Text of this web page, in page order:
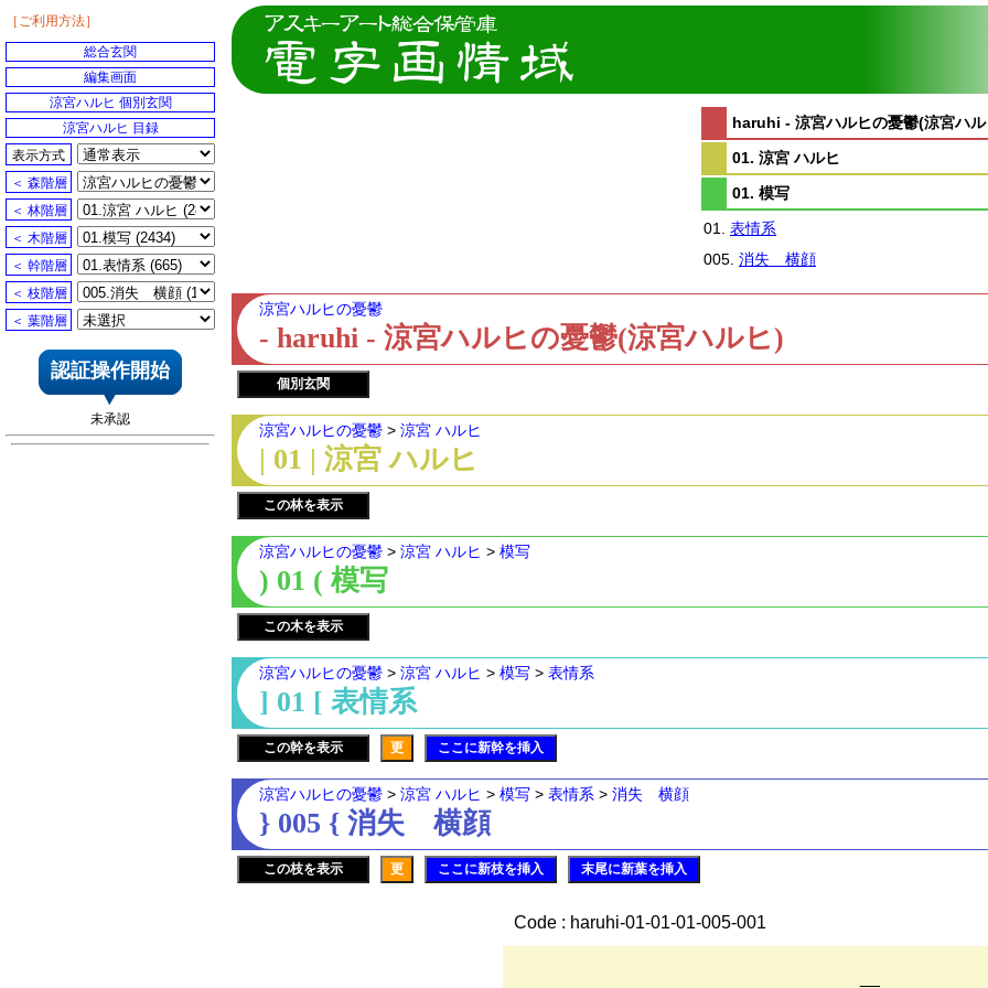
haruhi - 涼宮ハルヒの憂鬱(涼宮ハ
01. 涼宮 ハルヒ
01. 模写
01. 表情系
005. 消失 横顔
涼宮ハルヒの憂鬱
- haruhi - 涼宮ハルヒの憂鬱(涼宮ハルヒ)
個別玄関
涼宮ハルヒの憂鬱 > 涼宮 ハルヒ
| 01 | 涼宮 ハルヒ
この林を表示
涼宮ハルヒの憂鬱 > 涼宮 ハルヒ > 模写
) 01 ( 模写
この木を表示
涼宮ハルヒの憂鬱 > 涼宮 ハルヒ > 模写 > 表情系
] 01 [ 表情系
この幹を表示 更 ここに新幹を挿入
涼宮ハルヒの憂鬱 > 涼宮 ハルヒ > 模写 > 表情系 > 消失 横顔
} 005 { 消失 横顔
この枝を表示 更 ここに新枝を挿入 末尾に新葉を挿入
Code : haruhi-01-01-01-005-001
［ご利用方法］
総合玄関
編集画面
涼宮ハルヒ 個別玄関
涼宮ハルヒ 目録
表示方式
＜ 森階層
＜ 林階層
＜ 木階層
＜ 幹階層
＜ 枝階層
＜ 葉階層
認証操作開始
未承認